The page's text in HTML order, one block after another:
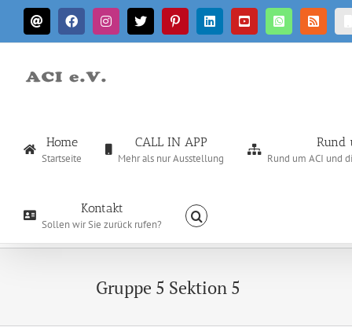
Zum
InhaltE-
Mail
FacebookInstagram
X PinterestLinkedInYouTubeWhatsApp
Rss
Home
Startseite
CALL IN APP
Mehr als nur Ausstellung
Rund
Rund um ACI und
Kontakt
Sollen wir Sie zurück rufen?
Gruppe 5 Sektion 5